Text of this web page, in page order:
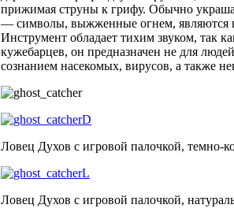
прижимая струны к грифу. Обычно
— символы, выжженные огнем, являются
Инструмент обладает тихим звуком, так
кужебарцев, он предназначен не для
сознанием насекомых, вирусов, а также
Ловец Духов с игровой палочкой, темно-
Ловец Духов с игровой палочкой,